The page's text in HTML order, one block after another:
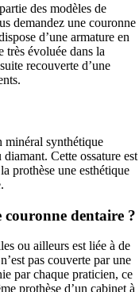
des modèles de
demandez une couronne
d’une armature en
très évoluée dans la
recouverte d’une
minéral synthétique
Cette ossature est
prothèse une esthétique
couronne dentaire ?
ou ailleurs est liée à de
pas couverte par une
par chaque praticien, ce
prothèse d’un cabinet à